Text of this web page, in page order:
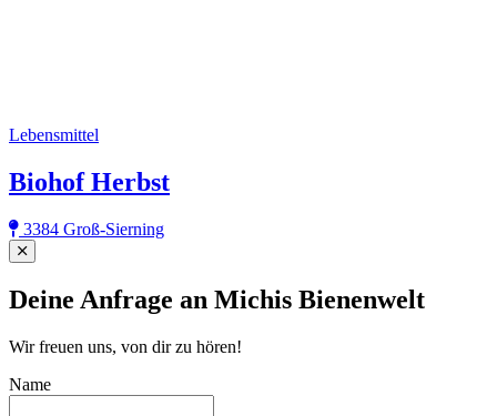
Lebensmittel
Biohof Herbst
3384 Groß-Sierning
Close
Deine Anfrage an Michis Bienenwelt
Wir freuen uns, von dir zu hören!
Name